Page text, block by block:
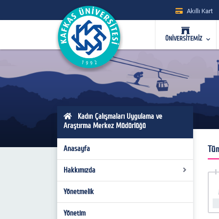
Akıllı Kart
ÜNİVERSİTEMİZ
Kadın Çalışmaları Uygulama ve
Araştırma Merkez Müdürlüğü
Anasayfa
Hakkımızda
Tarihçe
Misyon
Yönetmelik
Yönetim